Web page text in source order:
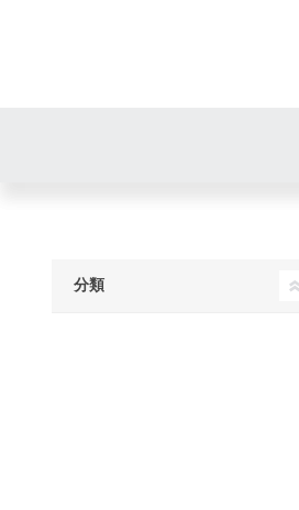
分類